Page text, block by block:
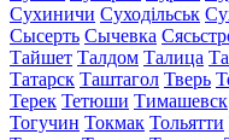
Сухиничи Суходільськ
Сысерть Сычевка
Тайшет Талдом Талица
Татарск Таштагол Тверь
Терек Тетюши Тимашевск
Тогучин Токмак Тольятти